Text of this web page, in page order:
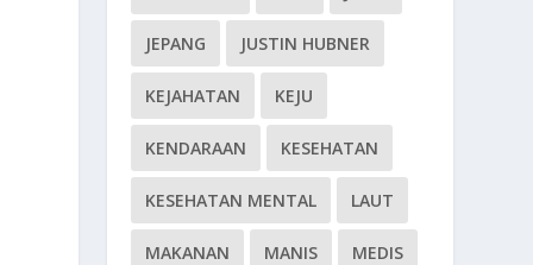
JEPANG JUSTIN HUBNER
KEJAHATAN KEJU
KENDARAAN KESEHATAN
KESEHATAN MENTAL LAUT
MAKANAN MANIS MEDIS